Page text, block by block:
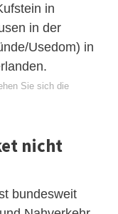
in
in der
Usedom) in
Sie sich die
nicht
bundesweit